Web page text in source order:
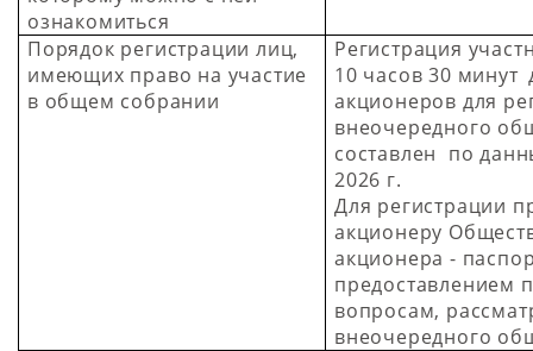
ознакомиться
Порядок регистрации лиц,
имеющих право на участие
в общем собрании
Регистрация
10 часов 30 минут
акционеров для
внеочередного
составлен по
2026 г.
Для регистрации
акционеру
акционера -
предоставлением
вопросам,
внеочередного